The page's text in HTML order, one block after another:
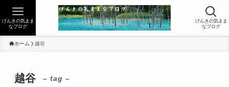
げんきの気まま
なブログ
げんきの気まま
なブログ
ホーム 越谷
越谷 – tag –